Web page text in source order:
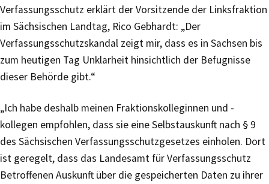
Verfassungsschutz erklärt der Vorsitzende der Linksfraktion
im Sächsischen Landtag, Rico Gebhardt: „Der
Verfassungsschutzskandal zeigt mir, dass es in Sachsen bis
zum heutigen Tag Unklarheit hinsichtlich der Befugnisse
dieser Behörde gibt.“
„Ich habe deshalb meinen Fraktionskolleginnen und -
kollegen empfohlen, dass sie eine Selbstauskunft nach § 9
des Sächsischen Verfassungsschutzgesetzes einholen. Dort
ist geregelt, dass das Landesamt für Verfassungsschutz
Betroffenen Auskunft über die gespeicherten Daten zu ihrer